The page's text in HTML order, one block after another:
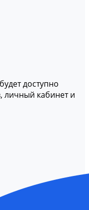
доступно
личный кабинет и